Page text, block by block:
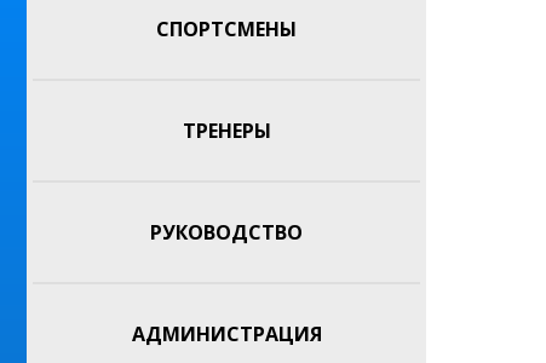
СПОРТСМЕНЫ
ТРЕНЕРЫ
РУКОВОДСТВО
АДМИНИСТРАЦИЯ